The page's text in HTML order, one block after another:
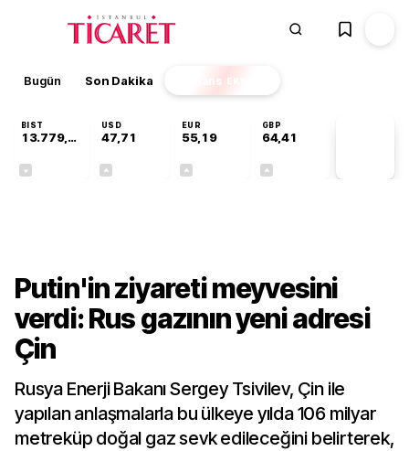
Bugün Son Dakika Finans EKSTRA
BIST
13.779,39
USD
47,71
EUR
55,19
GBP
64,41
Putin'in ziyareti meyvesini
verdi: Rus gazının yeni adresi
Çin
Rusya Enerji Bakanı Sergey Tsivilev, Çin ile
yapılan anlaşmalarla bu ülkeye yılda 106 milyar
metreküp doğal gaz sevk edileceğini belirterek,